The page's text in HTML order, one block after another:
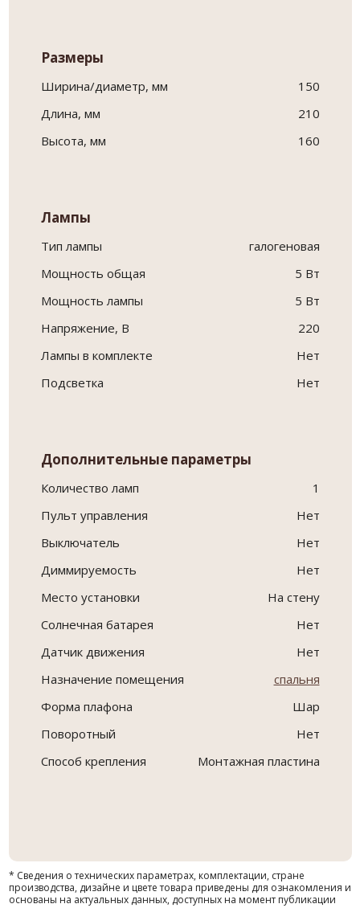
Размеры
Ширина/диаметр, мм
150
Длина, мм
210
Высота, мм
160
Лампы
Тип лампы
галогеновая
Мощность общая
5 Вт
Мощность лампы
5 Вт
Напряжение, В
220
Лампы в комплекте
Нет
Подсветка
Нет
Дополнительные параметры
Количество ламп
1
Пульт управления
Нет
Выключатель
Нет
Диммируемость
Нет
Место установки
На стену
Солнечная батарея
Нет
Датчик движения
Нет
Назначение помещения
спальня
Форма плафона
Шар
Поворотный
Нет
Способ крепления
Монтажная пластина
* Сведения о технических параметрах, комплектации, стране
производства, дизайне и цвете товара приведены для ознакомления и
основаны на актуальных данных, доступных на момент публикации